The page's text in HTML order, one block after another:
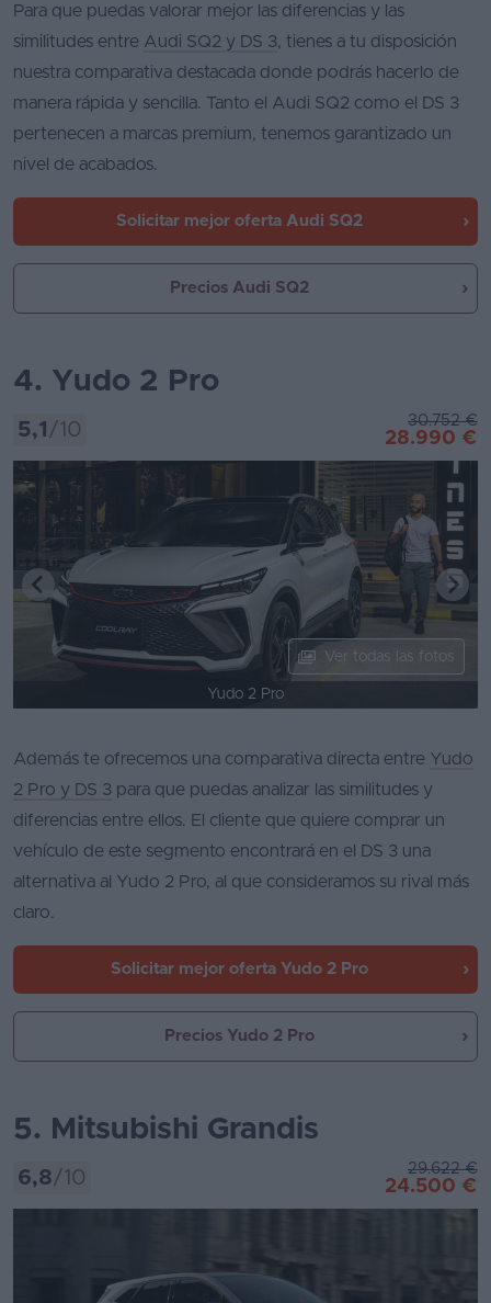
Para que puedas valorar mejor las diferencias y las
similitudes entre Audi SQ2 y DS 3, tienes a tu disposición
nuestra comparativa destacada donde podrás hacerlo de
manera rápida y sencilla. Tanto el Audi SQ2 como el DS 3
pertenecen a marcas premium, tenemos garantizado un
nivel de acabados.
Solicitar mejor oferta Audi SQ2
Precios Audi SQ2
4. Yudo 2 Pro
5,1 /10 30.752 €
28.990 €
Ver todas las fotos
Yudo 2 Pro
Además te ofrecemos una comparativa directa entre Yudo
2 Pro y DS 3 para que puedas analizar las similitudes y
diferencias entre ellos. El cliente que quiere comprar un
vehículo de este segmento encontrará en el DS 3 una
alternativa al Yudo 2 Pro, al que consideramos su rival más
claro.
Solicitar mejor oferta Yudo 2 Pro
Precios Yudo 2 Pro
5. Mitsubishi Grandis
6,8/10 29.622 €
24.500 €